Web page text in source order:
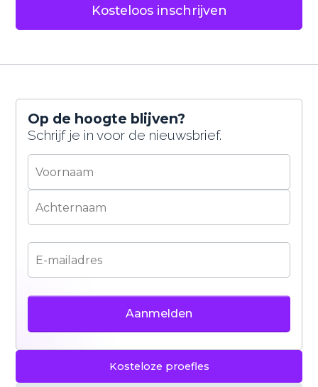
Kosteloos inschrijven
Op de hoogte blijven?
Schrijf je in voor de nieuwsbrief.
Kosteloze proefles